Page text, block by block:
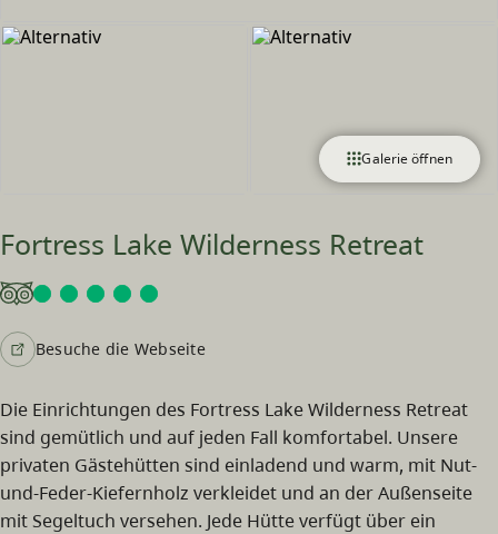
Galerie öffnen
Fortress Lake Wilderness Retreat
Besuche die Webseite
Die Einrichtungen des Fortress Lake Wilderness Retreat
sind gemütlich und auf jeden Fall komfortabel. Unsere
privaten Gästehütten sind einladend und warm, mit Nut-
und-Feder-Kiefernholz verkleidet und an der Außenseite
mit Segeltuch versehen. Jede Hütte verfügt über ein